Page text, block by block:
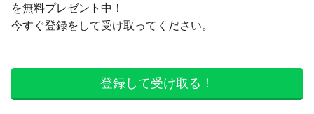
を無料プレゼント中！
今すぐ登録をして受け取ってください。
登録して受け取る！